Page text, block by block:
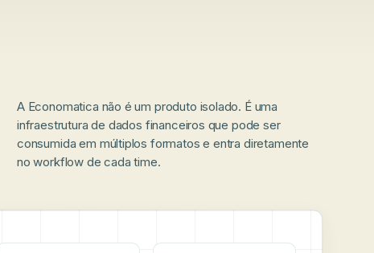
A Economatica não é um produto isolado. É uma
infraestrutura de dados financeiros que pode ser
consumida em múltiplos formatos e entra diretamente
no workflow de cada time.